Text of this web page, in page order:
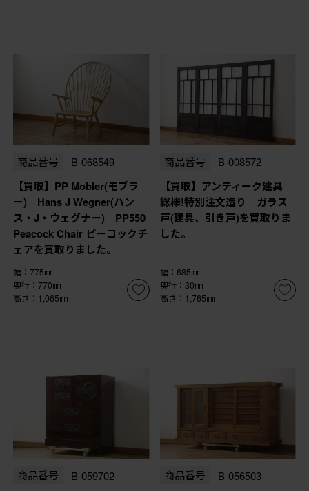
商品番号 B-068549
【買取】PP Mobler(モブラ
ー) Hans J Wegner(ハン
ス・J・ウェグナー) PP550
Peacock Chair ピーコックチ
ェアを買取りました。
幅：775㎜
奥行：770㎜
高さ：1,065㎜
商品番号 B-008572
【買取】アンティーク建具
総欅!特別注文造り ガラス
戸(建具、引き戸)を買取りま
した。
幅：685㎜
奥行：30㎜
高さ：1,765㎜
商品番号 B-059702 商品番号 B-056503